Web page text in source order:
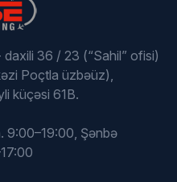
36 / 23 (“Sahil” ofisi)
Poçtla üzbəüz),
küçəsi 61B.
9:00–19:00, Şənbə